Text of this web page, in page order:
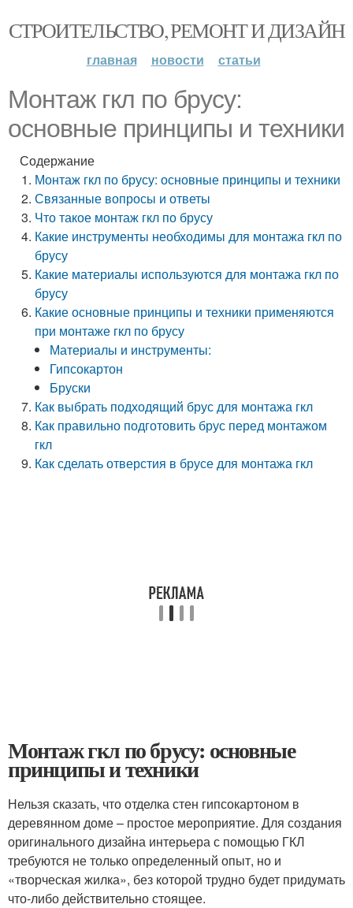
СТРОИТЕЛЬСТВО, РЕМОНТ И ДИЗАЙН
главная новости статьи
Монтаж гкл по брусу:
основные принципы и техники
Содержание
Монтаж гкл по брусу: основные принципы и техники
Связанные вопросы и ответы
Что такое монтаж гкл по брусу
Какие инструменты необходимы для монтажа гкл по
брусу
Какие материалы используются для монтажа гкл по
брусу
Какие основные принципы и техники применяются
при монтаже гкл по брусу
Материалы и инструменты:
Гипсокартон
Бруски
Как выбрать подходящий брус для монтажа гкл
Как правильно подготовить брус перед монтажом
гкл
Как сделать отверстия в брусе для монтажа гкл
Монтаж гкл по брусу: основные
принципы и техники
Нельзя сказать, что отделка стен гипсокартоном в
деревянном доме – простое мероприятие. Для создания
оригинального дизайна интерьера с помощью ГКЛ
требуются не только определенный опыт, но и
«творческая жилка», без которой трудно будет придумать
что-либо действительно стоящее.